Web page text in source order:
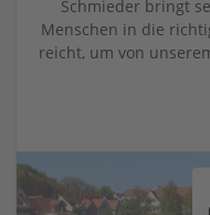
Schmieder bringt
Menschen in die
reicht, um von